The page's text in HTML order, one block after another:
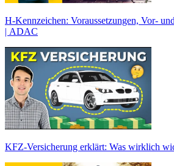
H-Kennzeichen: Voraussetzungen, Vor-
| ADAC
KFZ-Versicherung erklärt: Was wirklich